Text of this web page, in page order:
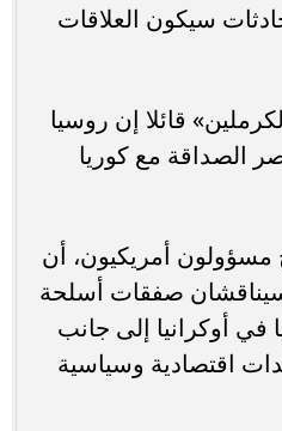
سيكون العلاقات
قائلا إن روسيا
الصداقة مع كوريا
أمريكيون، أن
صفقات أسلحة
أوكرانيا إلى جانب
اقتصادية وسياسية